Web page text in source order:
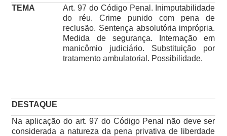
TEMA
Art. 97 do Código Penal. Inimputabilidade
do réu. Crime punido com pena de
reclusão. Sentença absolutória imprópria.
Medida de segurança. Internação em
manicômio judiciário. Substituição por
tratamento ambulatorial. Possibilidade.
DESTAQUE
Na aplicação do art. 97 do Código Penal não deve ser
considerada a natureza da pena privativa de liberdade